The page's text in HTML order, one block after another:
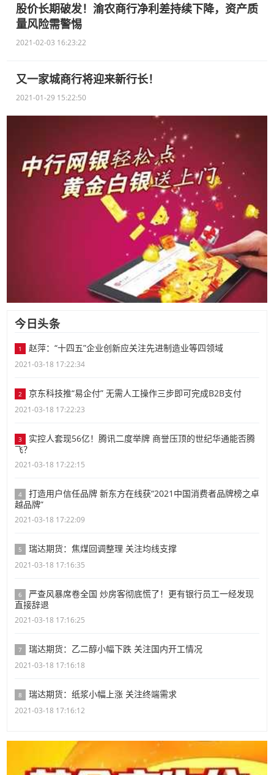
股价长期破发！渝农商行净利差持续下降，资产质
量风险需警惕
2021-02-03 16:23:22
又一家城商行将迎来新行长！
2021-01-29 15:22:50
今日头条
1 赵萍：“十四五”企业创新应关注先进制造业等四领域
2021-03-18 17:22:34
2 京东科技推“易企付” 无需人工操作三步即可完成B2B支付
2021-03-18 17:22:23
3
实控人套现56亿！腾讯二度举牌 商誉压顶的世纪华通能否腾
飞？
2021-03-18 17:22:15
4
打造用户信任品牌 新东方在线获“2021中国消费者品牌榜之卓
越品牌”
2021-03-18 17:22:09
5 瑞达期货：焦煤回调整理 关注均线支撑
2021-03-18 17:16:35
6
严查风暴席卷全国 炒房客彻底慌了！更有银行员工一经发现
直接辞退
2021-03-18 17:16:25
7 瑞达期货：乙二醇小幅下跌 关注国内开工情况
2021-03-18 17:16:18
8 瑞达期货：纸浆小幅上涨 关注终端需求
2021-03-18 17:16:12